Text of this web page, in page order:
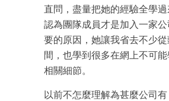
直問，盡量把她的經驗全學
認為團隊成員才是加入一家
要的原因，她讓我省去不少
間，也學到很多在網上不可
相關細節。
以前不怎麼理解為甚麼公司有